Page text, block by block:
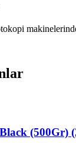
(500Gr)